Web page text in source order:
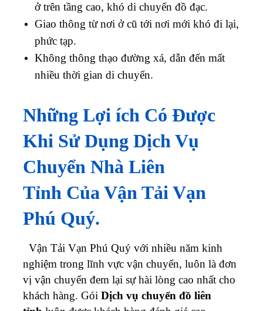
ở trên tầng cao, khó di chuyển đồ đạc.
Giao thông từ nơi ở cũ tới nơi mới khó đi lại,
phức tạp.
Không thông thạo đường xá, dẫn đến mất
nhiều thời gian di chuyển.
Những Lợi ích Có Được
Khi Sử Dụng Dịch Vụ
Chuyển Nhà Liên
Tỉnh Của Vận Tải Vạn
Phú Quý.
Vận Tải Vạn Phú Quý với nhiều năm kinh
nghiệm trong lĩnh vực vận chuyển, luôn là đơn
vị vận chuyển đem lại sự hài lòng cao nhất cho
khách hàng. Gói Dịch vụ chuyển đồ liên